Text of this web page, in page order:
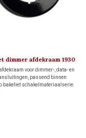
dimmer afdekraam 1930
voor dimmer-, data- en
passend binnen
bakeliet schakelmateriaalserie.
in zwart voor een authentieke